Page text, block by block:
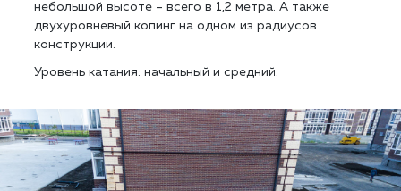
небольшой высоте – всего в 1,2 метра. А также
двухуровневый копинг на одном из радиусов
конструкции.
Уровень катания: начальный и средний.